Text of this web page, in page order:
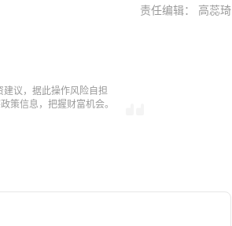
责任编辑： 高蕊琦
议，据此操作风险自担
策信息，把握财富机会。